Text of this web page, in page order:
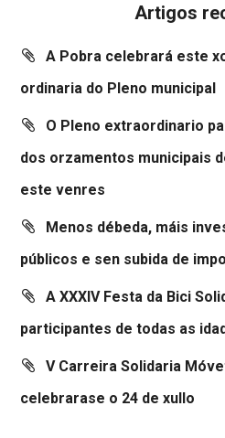
Artigos
A Pobra celebrará este
ordinaria do Pleno municipal
O Pleno extraordinario
dos orzamentos municipais
este venres
Menos débeda, máis
públicos e sen subida de
A XXXIV Festa da Bici
participantes de todas as
V Carreira Solidaria
celebrarase o 24 de xullo